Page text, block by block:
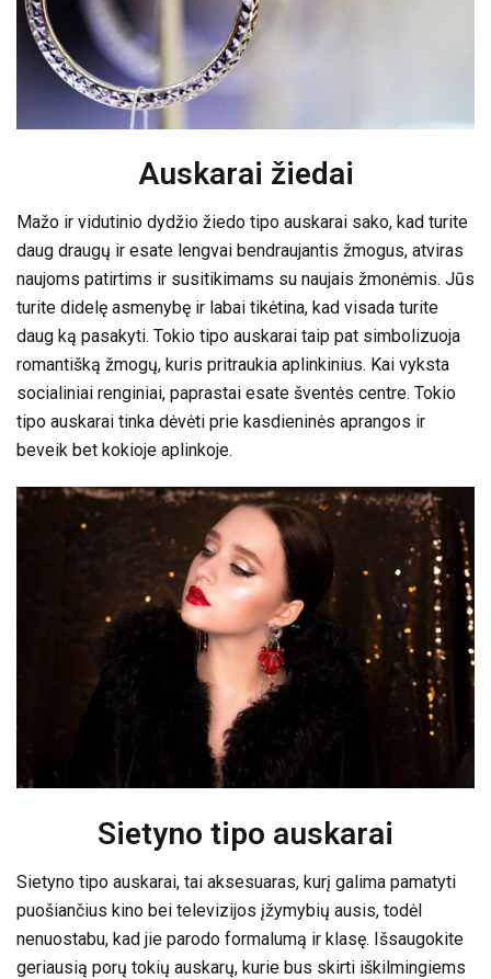
Auskarai žiedai
Mažo ir vidutinio dydžio žiedo tipo auskarai sako, kad turite
daug draugų ir esate lengvai bendraujantis žmogus, atviras
naujoms patirtims ir susitikimams su naujais žmonėmis. Jūs
turite didelę asmenybę ir labai tikėtina, kad visada turite
daug ką pasakyti. Tokio tipo auskarai taip pat simbolizuoja
romantišką žmogų, kuris pritraukia aplinkinius. Kai vyksta
socialiniai renginiai, paprastai esate šventės centre. Tokio
tipo auskarai tinka dėvėti prie kasdieninės aprangos ir
beveik bet kokioje aplinkoje.
Sietyno tipo auskarai
Sietyno tipo auskarai, tai aksesuaras, kurį galima pamatyti
puošiančius kino bei televizijos įžymybių ausis, todėl
nenuostabu, kad jie parodo formalumą ir klasę. Išsaugokite
geriausią porų tokių auskarų, kurie bus skirti iškilmingiems